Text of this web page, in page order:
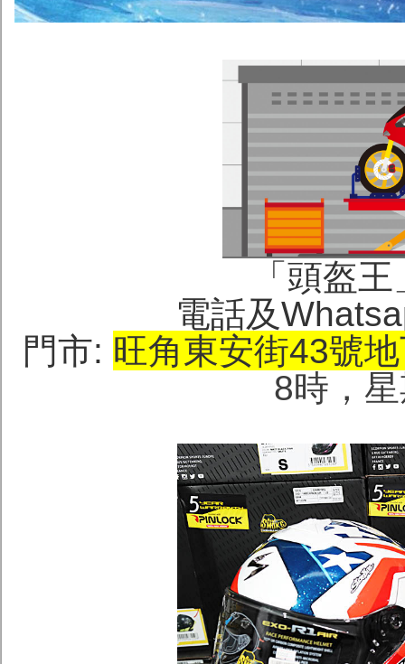
「頭盔
電話及
門市: 旺角東安街43號
8時，